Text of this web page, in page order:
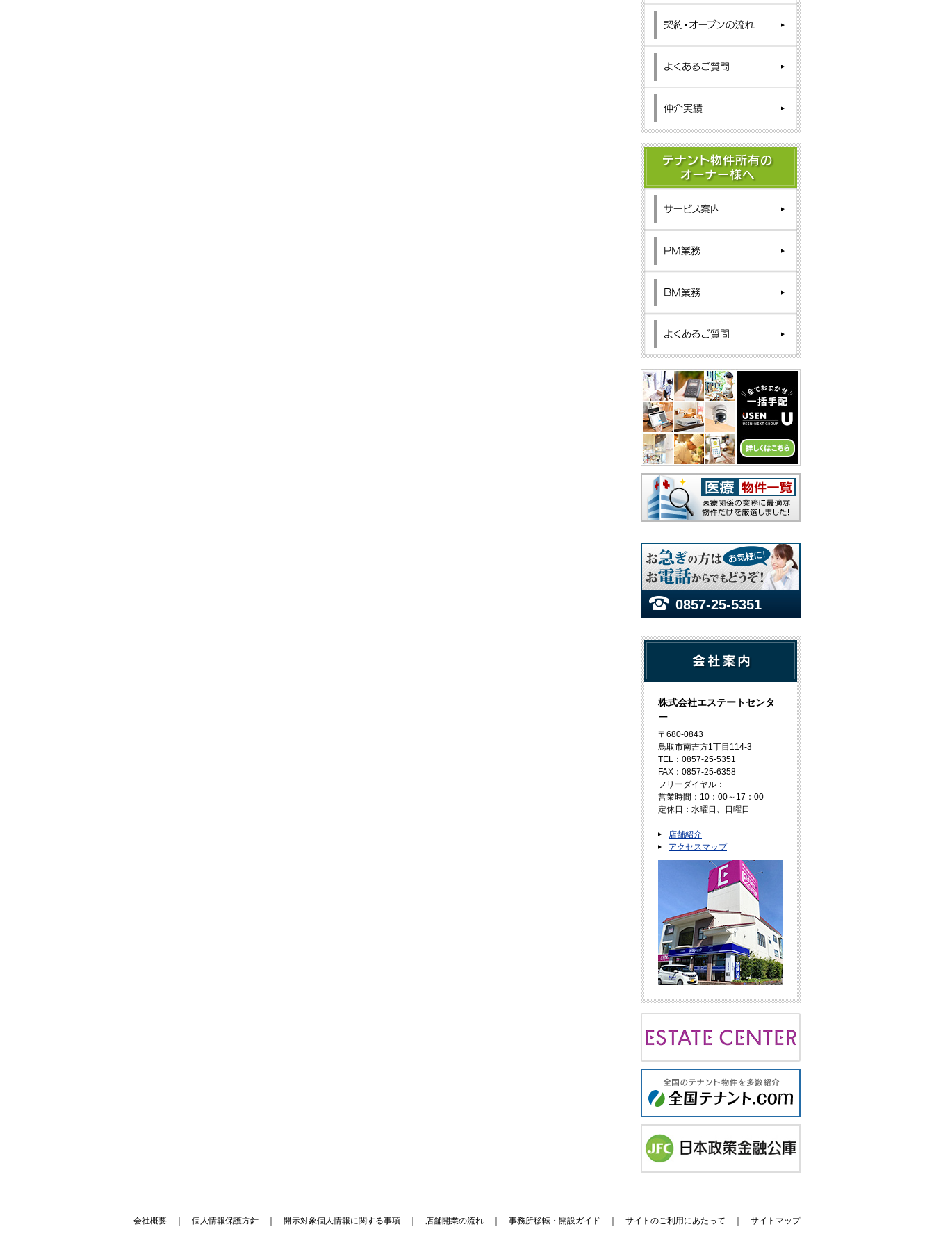
0857-25-5351
株式会社エステートセンタ
ー
〒680-0843
鳥取市南吉方1丁目114-3
TEL：0857-25-5351
FAX：0857-25-6358
フリーダイヤル：
営業時間：10：00～17：00
定休日：水曜日、日曜日
店舗紹介
アクセスマップ
会社概要 個人情報保護方針 開示対象個人情報に関する事項 店舗開業の流れ 事務所移転・開設ガイド サイトのご利用にあたって サイトマップ